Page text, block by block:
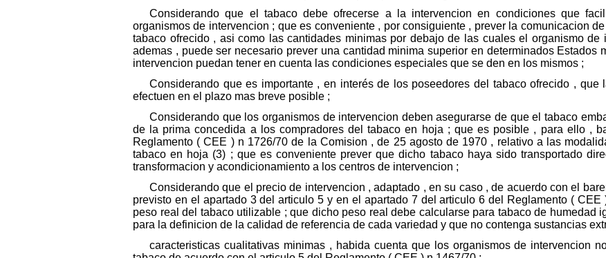
Considerando que el tabaco debe ofrecerse a la intervencion en condiciones que
organismos de intervencion ; que es conveniente , por consiguiente , prever la comunicacion
tabaco ofrecido , asi como las cantidades minimas por debajo de las cuales el organismo
ademas , puede ser necesario prever una cantidad minima superior en determinados Estados
intervencion puedan tener en cuenta las condiciones especiales que se den en los mismos ;
Considerando que es importante , en interés de los poseedores del tabaco ofrecido ,
efectuen en el plazo mas breve posible ;
Considerando que los organismos de intervencion deben asegurarse de que el tabaco
de la prima concedida a los compradores del tabaco en hoja ; que es posible , para ello ,
Reglamento ( CEE ) n 1726/70 de la Comision , de 25 agosto de 1970 , relativo a las
tabaco en hoja (3) ; que es conveniente prever que dicho tabaco haya sido transportado
transformacion y acondicionamiento a los centros de intervencion ;
Considerando que el precio de intervencion , adaptado , en su caso , de acuerdo con el
previsto en el apartado 3 del articulo 5 y en el apartado 7 del articulo 6 del Reglamento ( CEE
peso real del tabaco utilizable ; que dicho peso real debe calcularse para tabaco de humedad
para la definicion de la calidad de referencia de cada variedad y que no contenga sustancias
caracteristicas cualitativas minimas , habida cuenta que los organismos de intervencion